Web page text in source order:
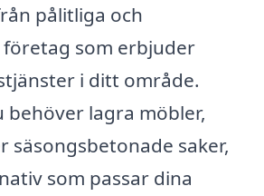
pålitliga och
som erbjuder
i ditt område.
behöver lagra möbler,
säsongsbetonade saker,
som passar dina